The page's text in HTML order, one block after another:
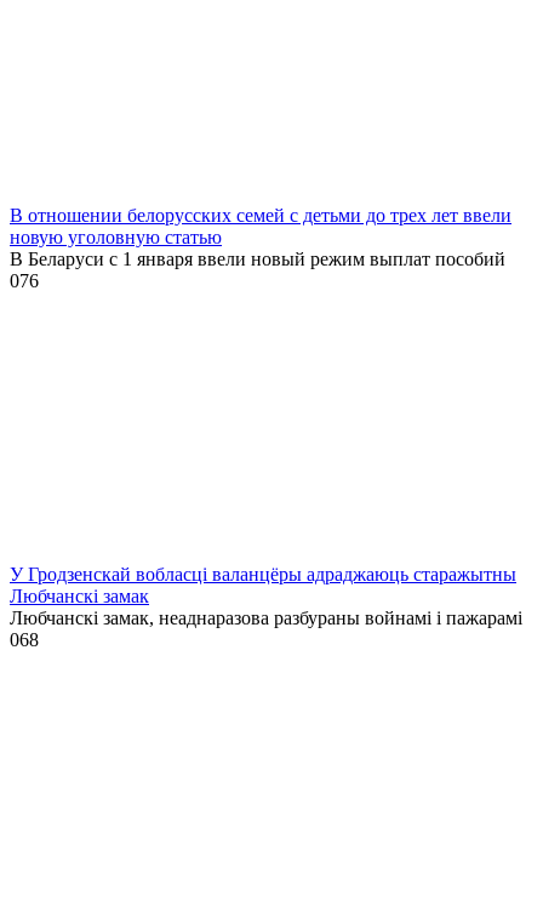
В отношении белорусских семей с детьми до трех лет ввели
новую уголовную статью
В Беларуси с 1 января ввели новый режим выплат пособий
076
У Гродзенскай вобласці валанцёры адраджаюць старажытны
Любчанскі замак
Любчанскі замак, неаднаразова разбураны войнамі і пажарамі
068